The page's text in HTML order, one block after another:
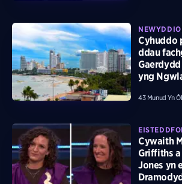
Cyhuddo
ddau
yng
43 Munud Yn Ôl
Cywaith
Griffiths
Jones yn